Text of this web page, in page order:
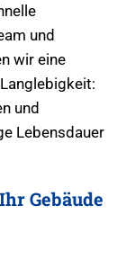
und
wir eine
und
Lebensdauer
Gebäude